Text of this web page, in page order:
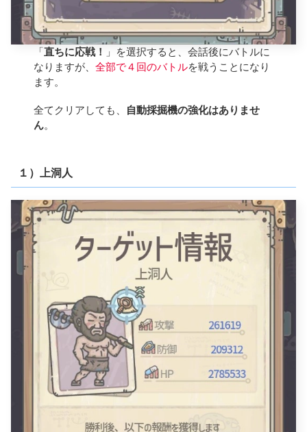
「直ちに応戦！
」を選択すると、会話後にバトルに
なりますが、全部で４回のバトルを戦うことになり
ます。
全てクリアしても、
自動採掘機の強化はありませ
ん。
１）上洞人